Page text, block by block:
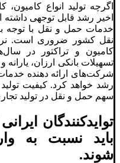
اگرچه تولید انواع
اخیر رشد قابل توجهی
خدمات حمل و نقل با
نقل کشور ضروری است. نرخ
کامیون و تراکتور در
تسهیلات بانکی ارزان، یارانه
شرکت‌های ارائه دهنده
رشد خواهد کرد. کیفیت
سهم حمل و نقل در تولید
توایدکنندگان
باید نسبت به
شوند.